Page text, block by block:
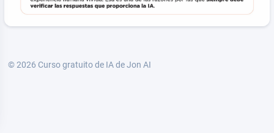
© 2026 Curso gratuito de IA de Jon AI